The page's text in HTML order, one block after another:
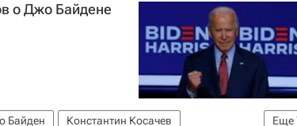
о Джо Байдене
Еще
Байден
Константин Косачев